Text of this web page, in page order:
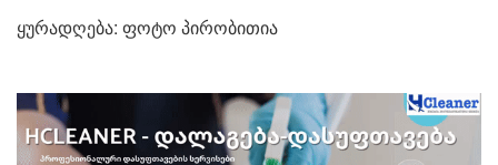
ყურადღება: ფოტო პირობითია